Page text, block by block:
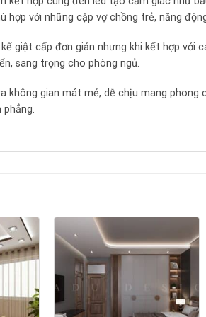
hợp với những cặp vợ chồng trẻ, năng
giật cấp đơn giản nhưng khi kết hợp với
sang trọng cho phòng ngủ.
không gian mát mẻ, dễ chịu mang phong